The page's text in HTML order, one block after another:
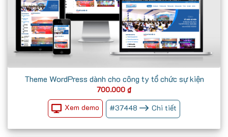
Theme WordPress dành cho công ty tổ chức sự kiện
700.000 ₫
Xem demo #37448 Chi tiết